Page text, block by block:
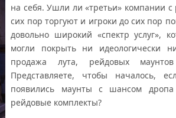
на себя. Ушли ли «третьи» компании с
сих пор торгуют и игроки до сих пор
довольно широкий «спектр услуг»,
могли покрыть ни идеологически
продажа лута, рейдовых
Представляете, чтобы началось,
появились маунты с шансом
рейдовые комплекты?